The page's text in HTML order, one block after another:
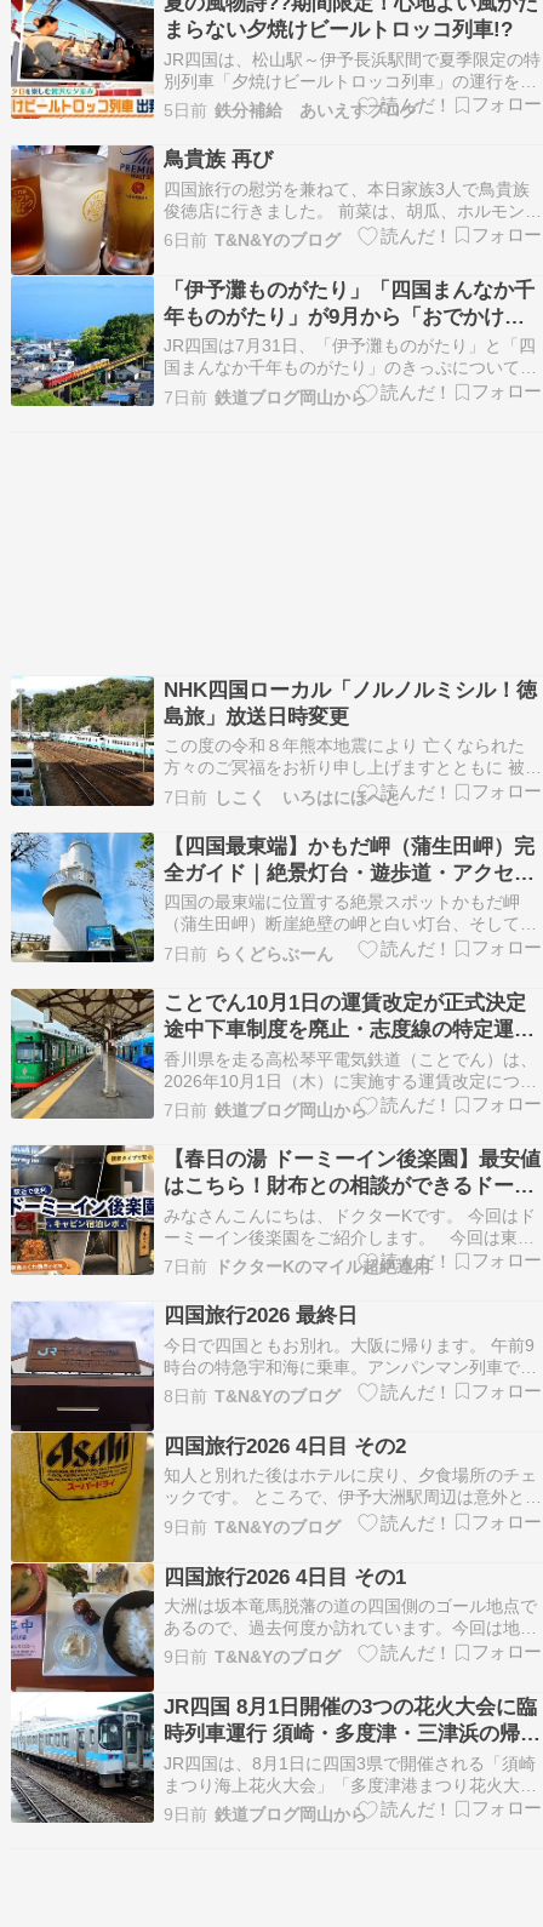
混雑が心配になりますが、今回はJR四国が帰宅時
間帯に臨…
まらない夕焼けビールトロッコ列車!?
JR四国は、松山駅～伊予長浜駅間で夏季限定の特
別列車「夕焼けビールトロッコ列車」の運行を開
始しました。開放的なトロッコ車両で潮風や夕日
の景色を楽しみながら、地元食材を使った弁当や
ビールを味わえるのが特徴です。乗客からは絶景
の夕日や車内の雰囲… The post 夏の風物詩??期
間…
5日前 鉄分補給 あいえすブログ
鳥貴族 再び
四国旅行の慰労を兼ねて、本日家族3人で鳥貴族
俊徳店に行きました。 前菜は、胡瓜、ホルモン、
親鳥焼き物は、せせり、つくね、はさみ刺身は、
ずりトリキ唐揚げホイスノーマルにチェンジ焼き
物2回目は、三角、ハツ、レバー鳥平焼き〆は鳥
雑炊と鳥白湯麺全品税込350円というのは有難い
です。
6日前 T&N&Yのブログ
「伊予灘ものがたり」「四国まんなか千
年ものがたり」が9月から「おでかけネ
ット（e5489）」対応 9月中なら値上げ
前料金で購入可能
JR四国は7月31日、「伊予灘ものがたり」と「四
国まんなか千年ものがたり」のきっぷについて、
2026年9月1日利用分からJR西日本の「おでかけ
ネット（列車予約サービスe5489）」で購入でき
7日前 鉄道ブログ岡山から
NHK四国ローカル「ノルノルミシル！徳
島旅」放送日時変更
この度の令和８年熊本地震により 亡くなられた
方々のご冥福をお祈り申し上げますとともに 被災
された皆様方にお見舞い申し上げます。 一日も早
い復興を・・・。 ・・・ということで先日紹介
し今日放送予定だった NHKの四国ローカル番組
「ノルノルミシル！徳島旅」ですが 地震報道に伴
う７…
7日前 しこく いろはにほへと
【四国最東端】かもだ岬（蒲生田岬）完
全ガイド｜絶景灯台・遊歩道・アクセ
ス・滞在時間まとめ
四国の最東端に位置する絶景スポットかもだ岬
（蒲生田岬）断崖絶壁の岬と白い灯台、そして太
平洋の大パノラマが広がるここは、知る人ぞ知る
徳島の秘境絶景です。駐車場から遊歩道を歩いて
辿り着く「灯台と展望台」は、四国でも屈指の絶
景ポイント。朝日・夕日・星空・荒波など、訪れ
る時間帯で表情が…
7日前 らくどらぶーん
ことでん10月1日の運賃改定が正式決定
途中下車制度を廃止・志度線の特定運賃
も終了
香川県を走る高松琴平電気鉄道（ことでん）は、
2026年10月1日（木）に実施する運賃改定につい
て、四国運輸局長から認可を受けたことを発表し
ました。 運賃改定自体は2026年5月に申請されて
おり、本ブログでもお伝えしましたが、今回は正
式決定に合わせて新たな制度変更の内容も公表さ
れて…
7日前 鉄道ブログ岡山から
【春日の湯 ドーミーイン後楽園】最安値
はこちら！財布との相談ができるドーミ
ーイン！
みなさんこんにちは、ドクターKです。 今回はド
ーミーイン後楽園をご紹介します。 今回は東京
に行ってきました。 東京のホテル代、すさまじく
高いですよね。 なかなか、普通にホテルに泊まれ
ない… きついものです。ビジネスホテルで3万出
すのは… ドーミーインはビジネスホテルの中で
も…
7日前 ドクターKのマイル超絶運用
四国旅行2026 最終日
今日で四国ともお別れ。大阪に帰ります。 午前9
時台の特急宇和海に乗車。アンパンマン列車でし
た。松山で記念撮影。昼食等買い込んで、特急し
おかぜに乗車。愛媛の地酒を楽しみながら東進。
宇多津で普通電車に乗り換え、高松へ。夕方のマ
リンライナーまで時間を潰します。当然、グリー
ン車2階席。…
8日前 T&N&Yのブログ
四国旅行2026 4日目 その2
知人と別れた後はホテルに戻り、夕食場所のチェ
ックです。 ところで、伊予大洲駅周辺は意外と居
酒屋と焼肉店が多いのです。迷った挙句、焼肉と
いうことになり、5軒が集まった街の一角へ。 1
軒目は予約で満席でしたが、2軒目で食事となり
ました。 牛タン牛カルビとハラミ焼野菜牛レバー
紹興酒豚…
9日前 T&N&Yのブログ
四国旅行2026 4日目 その1
大洲は坂本竜馬脱藩の道の四国側のゴール地点で
あるので、過去何度か訪れています。今回は地元
の知人の案内で大洲と近辺の名所旧跡を巡ること
になりました。 宿泊したビジネスホテルで腹ごし
らえ。知人と合流し、地元の博物館へ。自然と生
き物、生活を中心とした展示に懐かしさを感じま
した。昼食は…
9日前 T&N&Yのブログ
JR四国 8月1日開催の3つの花火大会に臨
時列車運行 須崎・多度津・三津浜の帰り
も安心
JR四国は、8月1日に四国3県で開催される「須崎
まつり海上花火大会」「多度津港まつり花火大
会」「三津浜花火大会」に合わせ、各会場へのア
クセスや帰宅に便利な臨時列車を運転します。夏
9日前 鉄道ブログ岡山から